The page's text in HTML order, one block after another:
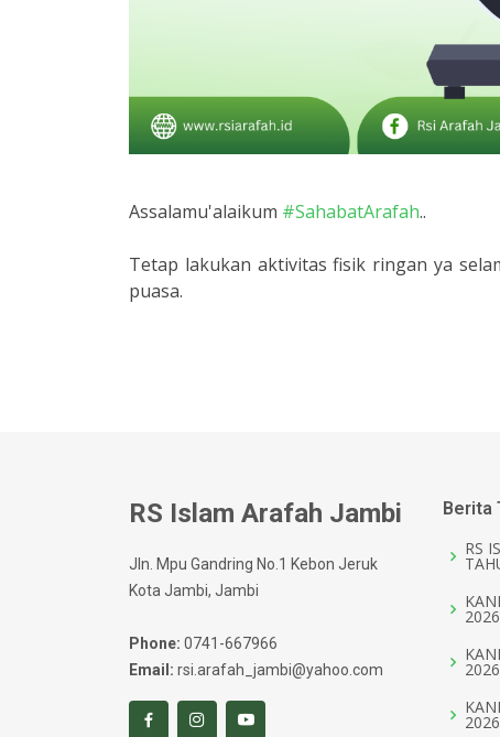
Assalamu'alaikum #SahabatArafah..
Tetap lakukan aktivitas fisik ringan ya
puasa.
RS Islam Arafah Jambi
Jln. Mpu Gandring No.1 Kebon Jeruk
Kota Jambi, Jambi
Phone: 0741-667966
Email: rsi.arafah_jambi@yahoo.com
Berita
RS
2026
2026
2026